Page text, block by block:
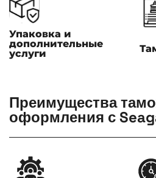
Упаковка и
дополнительные
услуги
Преимущества
оформления с